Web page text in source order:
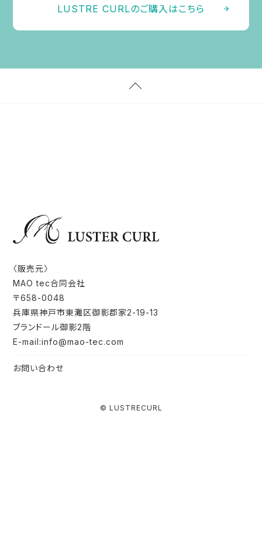
LUSTRE CURLのご購入はこちら
〈販売元〉
MAO tec合同会社
〒658-0048
兵庫県神戸市東灘区御影郡家2-19-13
ブランドール御影2階
E-mail:info@mao-tec.com
お問い合わせ
© LUSTRECURL